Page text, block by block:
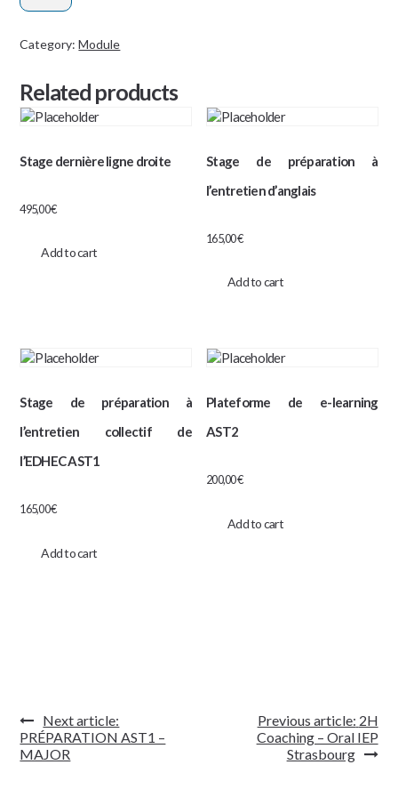
+
quantity
Category:Module
Related products
Stage dernière ligne droite
495,00€
Add to cart
Stage de préparation à
l’entretien d’anglais
165,00€
Add to cart
Stage de préparation à
l’entretien collectif de
l’EDHEC AST1
165,00€
Add to cart
Plateforme de e-learning
AST2
200,00€
Add to cart
de
l’article
Previous article: 2H
Coaching – Oral IEP
Strasbourg
Next article:
PRÉPARATION AST1 –
MAJOR